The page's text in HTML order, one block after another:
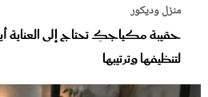
منزل وديكور
حقيبة مكياجكِ تحتاج إلى
لتنظيفها وترتيبها